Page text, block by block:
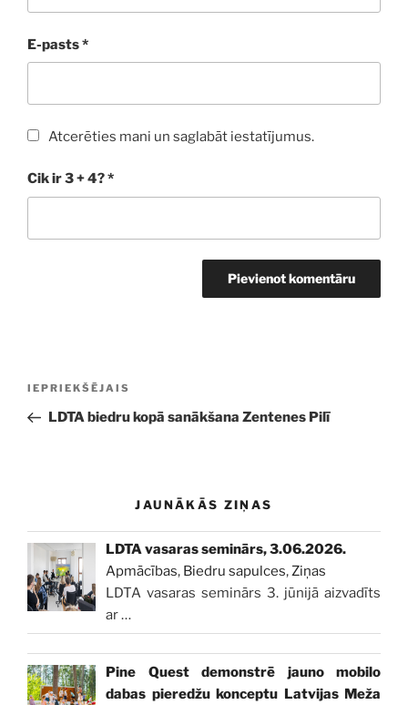
E-pasts*
Atcerēties mani un saglabāt iestatījumus.
Cik ir 3 + 4?*
Iepriekšējā
ziņa:
IEPRIEKŠĒJAIS
LDTA biedru kopā sanākšana Zentenes Pilī
JAUNĀKĀS ZIŅAS
LDTA vasaras seminārs, 3.06.2026.
Apmācības, Biedru sapulces,Ziņas
LDTA vasaras seminārs 3. jūnijā aizvadīts
ar…
Pine Quest demonstrē jauno mobilo
dabas pieredžu konceptu Latvijas Meža